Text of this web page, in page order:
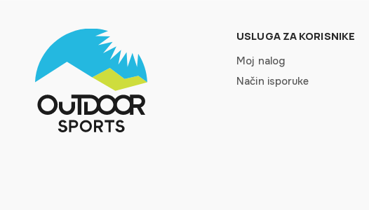
USLUGA ZA KORISNIKE
Moj nalog
Način isporuke